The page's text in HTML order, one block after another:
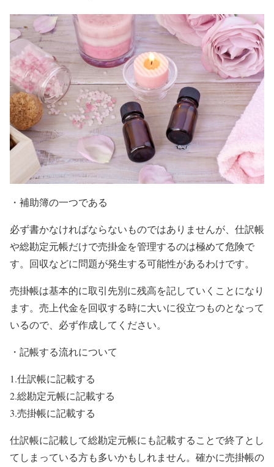
・補助簿の一つである
必ず書かなければならないものではありませんが、仕訳帳
や総勘定元帳だけで売掛金を管理するのは極めて危険で
す。回収などに問題が発生する可能性があるわけです。
売掛帳は基本的に取引先別に残高を記していくことになり
ます。売上代金を回収する時に大いに役立つものとなって
いるので、必ず作成してください。
・記帳する流れについて
1.仕訳帳に記載する
2.総勘定元帳に記載する
3.売掛帳に記載する
仕訳帳に記載して総勘定元帳にも記載することで終了とし
てしまっている方も多いかもしれません。確かに売掛帳の